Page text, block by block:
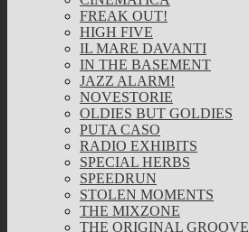
FREAK OUT!
HIGH FIVE
IL MARE DAVANTI
IN THE BASEMENT
JAZZ ALARM!
NOVESTORIE
OLDIES BUT GOLDIES
PUTA CASO
RADIO EXHIBITS
SPECIAL HERBS
SPEEDRUN
STOLEN MOMENTS
THE MIXZONE
THE ORIGINAL GROOVE